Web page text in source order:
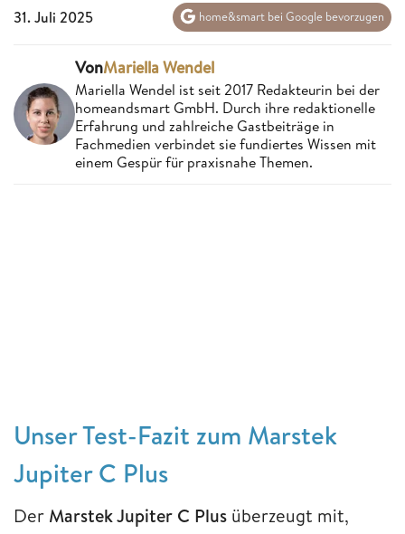
31. Juli 2025 home&smart bei Google bevorzugen
VonMariella Wendel
Mariella Wendel ist seit 2017 Redakteurin bei der
homeandsmart GmbH. Durch ihre redaktionelle
Erfahrung und zahlreiche Gastbeiträge in
Fachmedien verbindet sie fundiertes Wissen mit
einem Gespür für praxisnahe Themen.
Unser Test-Fazit zum Marstek
Jupiter C Plus
Der Marstek Jupiter C Plus überzeugt mit,